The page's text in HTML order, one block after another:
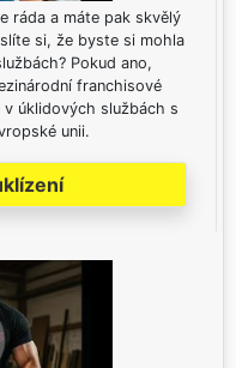
ráda a máte pak skvělý
si, že byste si mohla
Pokud ano,
franchisové
v úklidových službách s
unii.